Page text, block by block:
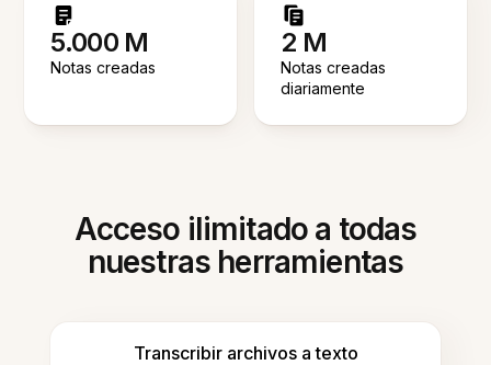
5.000 M
Notas creadas
2 M
Notas creadas
diariamente
Acceso ilimitado a todas
nuestras herramientas
Transcribir archivos a texto